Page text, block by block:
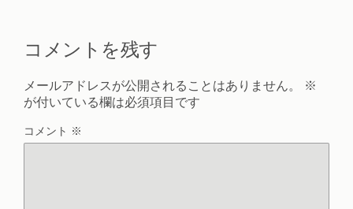
コメントを残す
メールアドレスが公開されることはありません。
※
が付いている欄は必須項目です
コメント ※